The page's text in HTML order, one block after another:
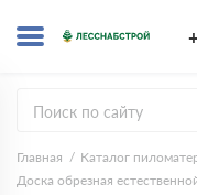
Главная Каталог
Доска обрезная